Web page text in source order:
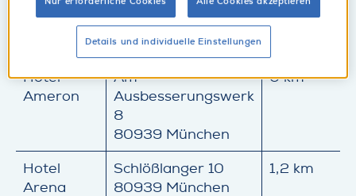
Hotel Adresse Entfernung
Hotel
Ameron
Am
Ausbesserungswerk
8
80939 München
0 km
Hotel
Arena
Schlößlanger 10
80939 München
1,2 km
Details und individuelle Einstellungen